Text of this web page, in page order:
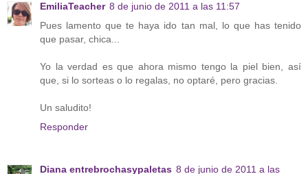
EmiliaTeacher 8 de junio de 2011 a las 11:57
Pues lamento que te haya ido tan mal, lo que has tenido
que pasar, chica...
Yo la verdad es que ahora mismo tengo la piel bien, así
que, si lo sorteas o lo regalas, no optaré, pero gracias.
Un saludito!
Responder
Diana entrebrochasypaletas 8 de junio de 2011 a las